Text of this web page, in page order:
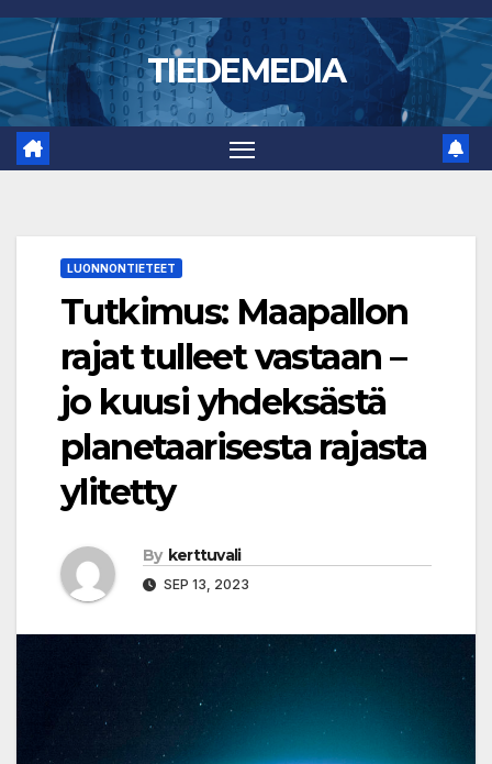
Skip
to
content
TIEDEMEDIA
LUONNONTIETEET
Tutkimus: Maapallon
rajat tulleet vastaan –
jo kuusi yhdeksästä
planetaarisesta rajasta
ylitetty
By kerttuvali
SEP 13, 2023